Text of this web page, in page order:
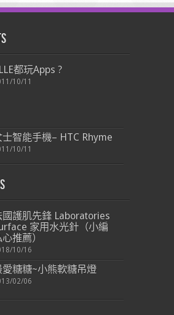
都玩Apps ?
10/11
士智能手機– HTC Rhyme
10/11
國護肌先鋒 Laboratories
家用水光針（小編
推薦）
10/16
愛糖糖~小熊軟糖吊燈
02/06